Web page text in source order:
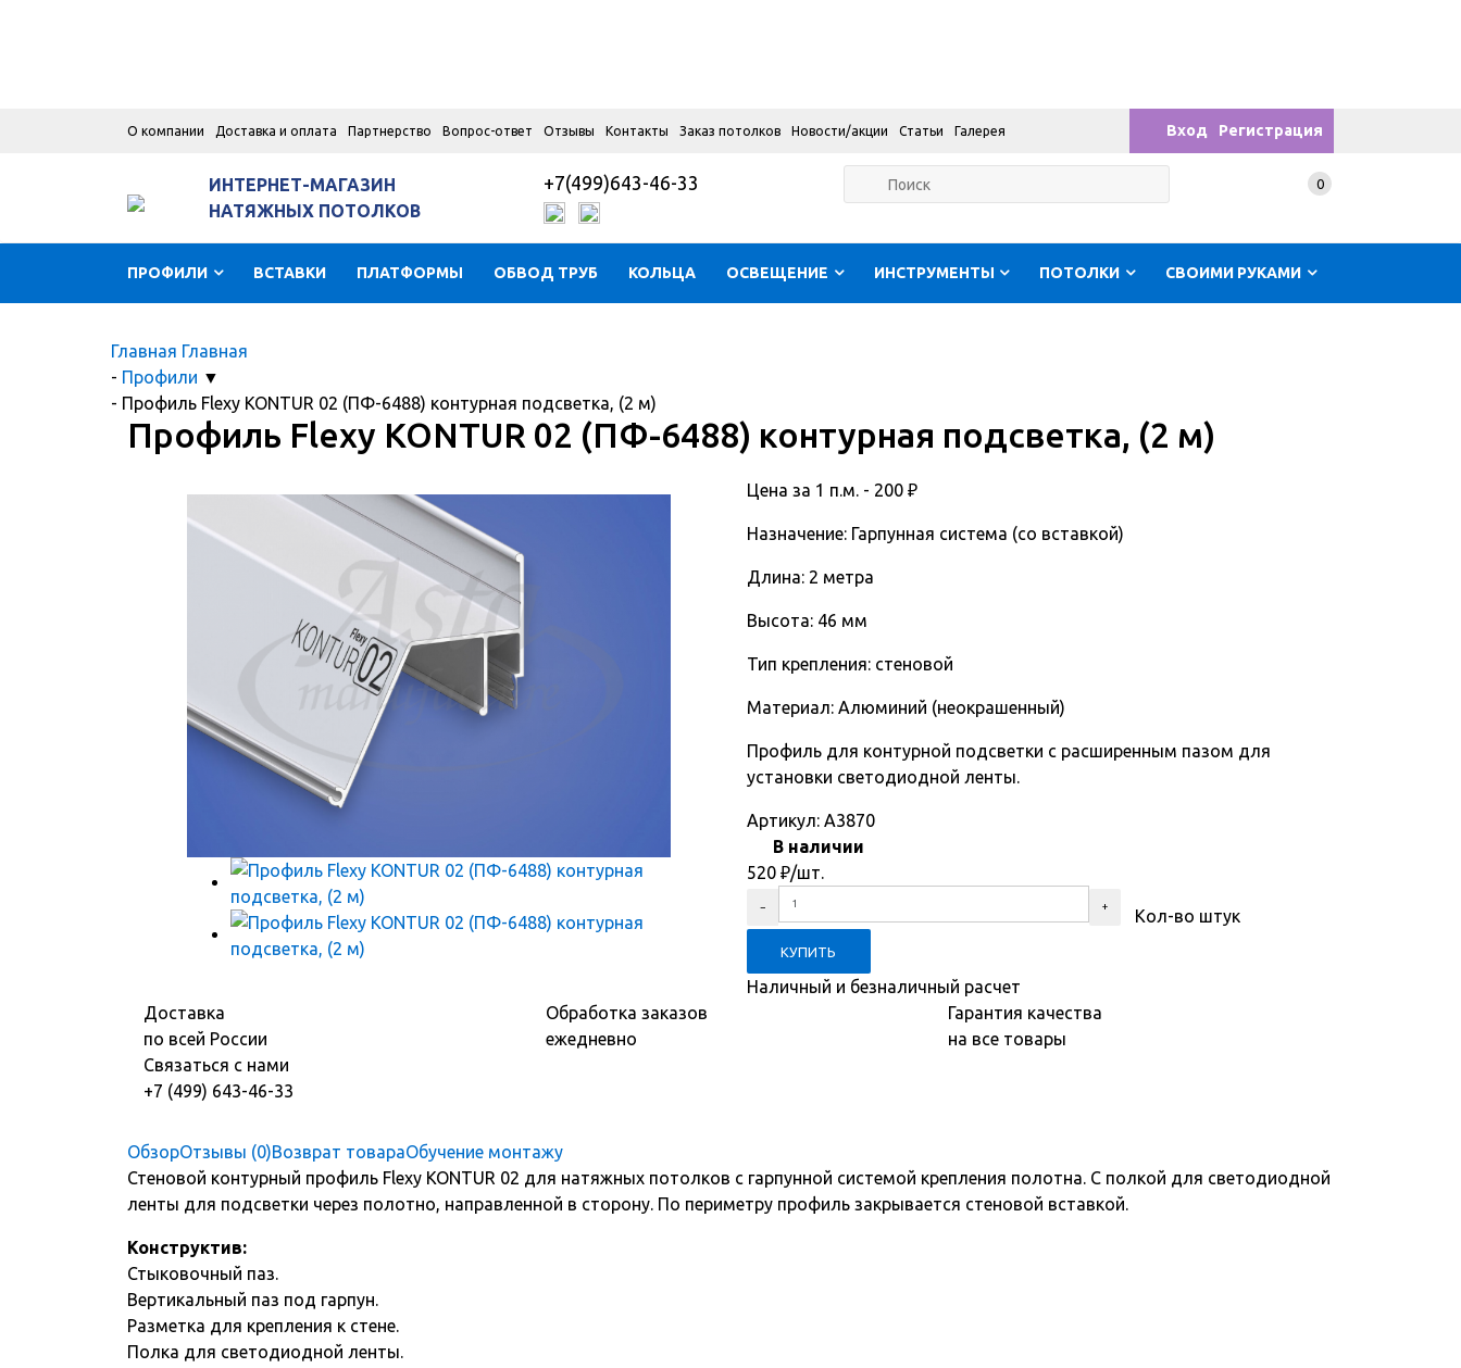
О компании Доставка и оплата Партнерство Вопрос-ответ Отзывы Контакты Заказ потолков Новости/акции Статьи Галерея Вход Регистрация
ИНТЕРНЕТ-МАГАЗИН
НАТЯЖНЫХ ПОТОЛКОВ
+7(499)643-46-33 0
ПРОФИЛИ ВСТАВКИ ПЛАТФОРМЫ ОБВОД ТРУБ КОЛЬЦА ОСВЕЩЕНИЕ ИНСТРУМЕНТЫ ПОТОЛКИ СВОИМИ РУКАМИ
Главная Главная
- Профили ▼
- Профиль Flexy KONTUR 02 (ПФ-6488) контурная подсветка, (2 м)
Профиль Flexy KONTUR 02 (ПФ-6488) контурная подсветка, (2 м)
Цена за 1 п.м. - 200 ₽
Назначение: Гарпунная система (со вставкой)
Длина: 2 метра
Высота: 46 мм
Тип крепления: стеновой
Материал: Алюминий (неокрашенный)
Профиль для контурной подсветки с расширенным пазом для
установки светодиодной ленты.
Артикул: A3870
В наличии
520 ₽/шт.
Кол-во штук
Наличный и безналичный расчет
Доставка
по всей России
Обработка заказов
ежедневно
Гарантия качества
на все товары
Связаться с нами
+7 (499) 643-46-33
ОбзорОтзывы (0)Возврат товараОбучение монтажу
Стеновой контурный профиль Flexy KONTUR 02 для натяжных потолков с гарпунной системой крепления полотна. С полкой для светодиодной
ленты для подсветки через полотно, направленной в сторону. По периметру профиль закрывается стеновой вставкой.
Конструктив:
Стыковочный паз.
Вертикальный паз под гарпун.
Разметка для крепления к стене.
Полка для светодиодной ленты.